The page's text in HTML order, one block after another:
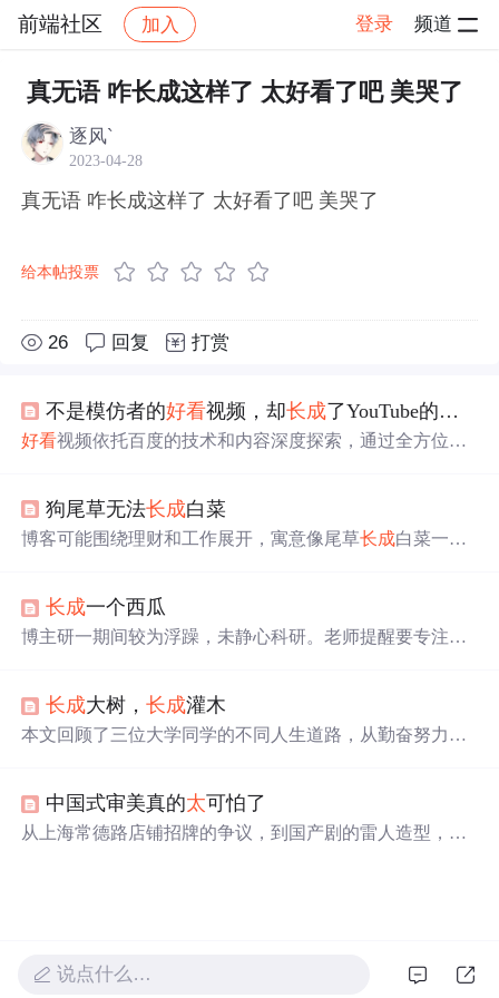
前端社区 加入 登录 频道
社区 前端社区 感慨 帖子详情
真无语 咋长成这样了 太好看了吧 美哭了
逐风`
2023-04-28
真无语 咋长成这样了 太好看了吧 美哭了
给本帖投票
26 回复 打赏
不是模仿者的好看视频，却长成了YouTube的模样
好看视频依托百度的技术和内容深度探索，通过全方位扶
亿，与主流传统视频平台初具较量实力。与爱优腾等平台
相比，好看视频在流量运营、技术基因、内容挖掘和商业
狗尾草无法长成白菜
博客可能围绕理财和工作展开，寓意像尾草长成白菜一
长成一个西瓜
博主研一期间较为浮躁，未静心科研。老师提醒要专注有
但希望未来一年专注科研，顺利毕业并探索未来道路。
长成大树，长成灌木
本文回顾了三位大学同学的不同人生道路，从勤奋努力的
能性与挑战，以及如何在人生旅途中保持自我价值与追
求。文章最后表达了作者对于生活态度的反思，无论身处
中国式审美真的太可怕了
从上海常德路店铺招牌的争议，到国产剧的雷人造型，再
说点什么…